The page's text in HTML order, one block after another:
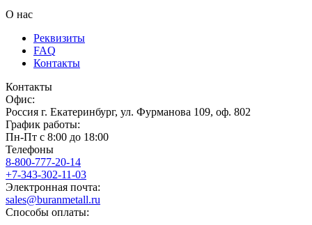
О нас
Реквизиты
FAQ
Контакты
Контакты
Офис:
Россия г. Екатеринбург, ул. Фурманова 109, оф. 802
График работы:
Пн-Пт с 8:00 до 18:00
Телефоны
8-800-777-20-14
+7-343-302-11-03
Электронная почта:
sales@buranmetall.ru
Способы оплаты: